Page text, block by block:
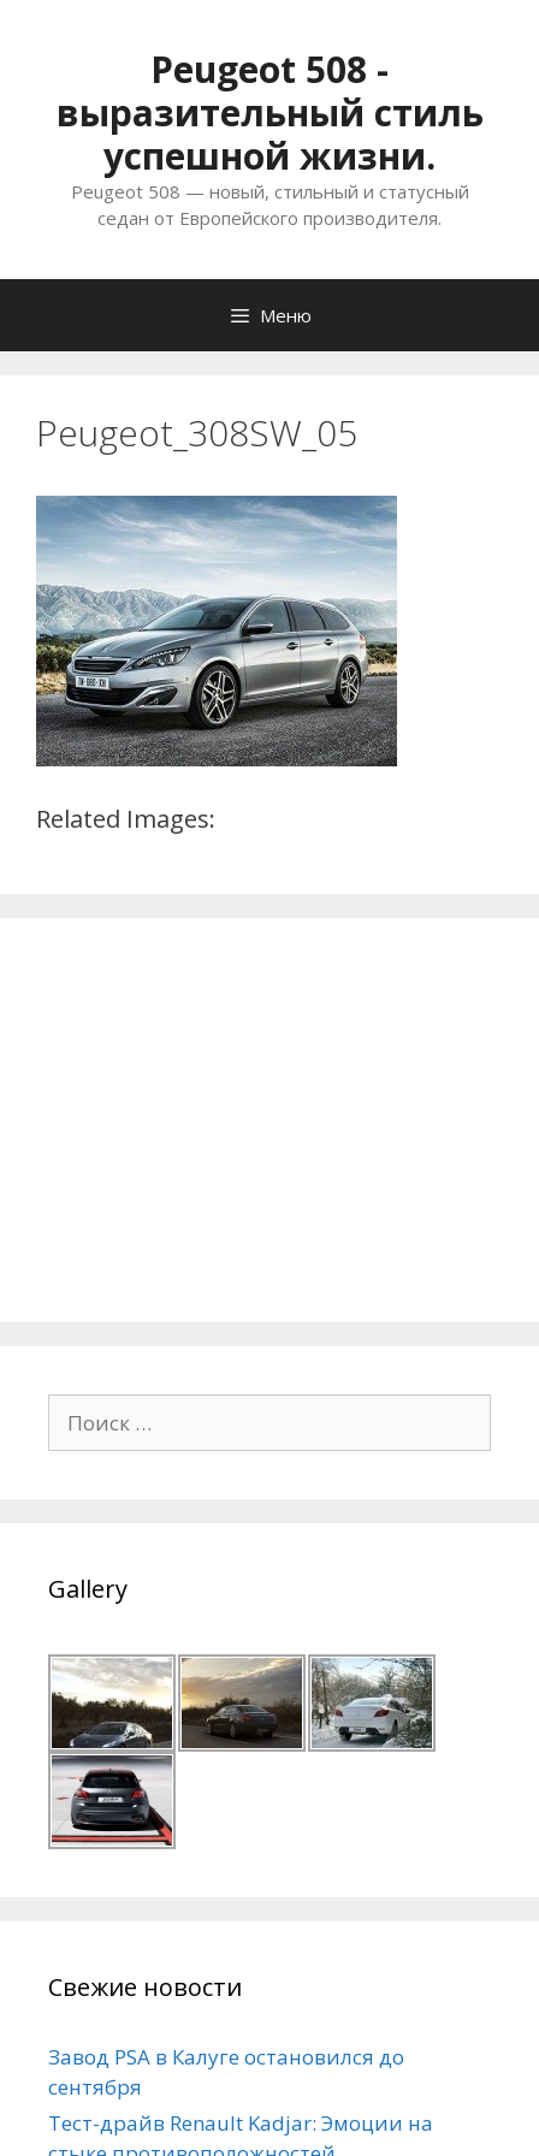
Peugeot 508 -
выразительный стиль
успешной жизни.
Peugeot 508 — новый, стильный и статусный
седан от Европейского производителя.
Меню
Peugeot_308SW_05
Related Images:
Gallery
Свежие новости
Завод PSA в Калуге остановился до
сентября
Тест-драйв Renault Kadjar: Эмоции на